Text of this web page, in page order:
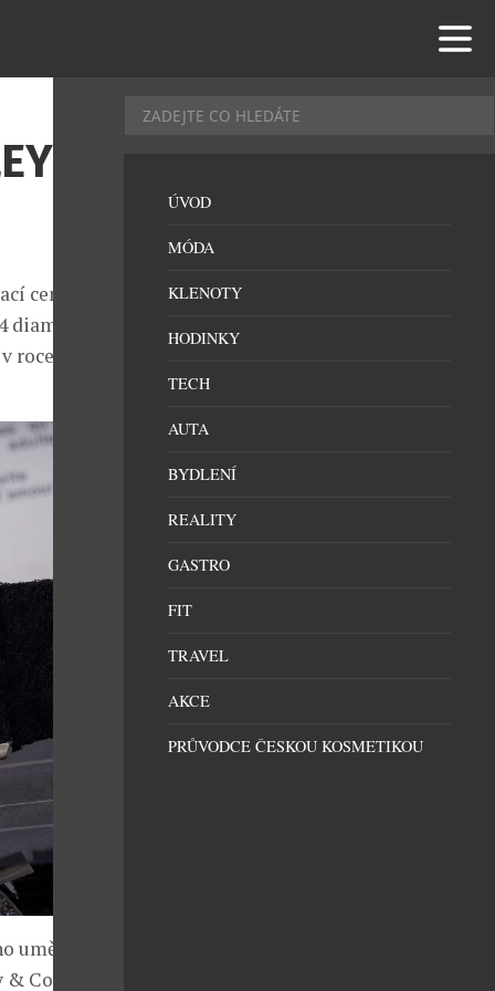
cenu 2,2
1961.
umělce,
Co. Dražba
ÚVOD
MÓDA
KLENOTY
HODINKY
TECH
AUTA
BYDLENÍ
REALITY
GASTRO
FIT
TRAVEL
AKCE
PRŮVODCE ČESKOU KOSMETIKOU